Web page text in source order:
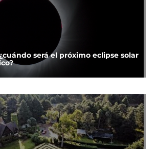
será el próximo eclipse solar